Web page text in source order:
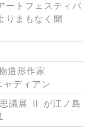
ートフェスティバ
まもなく開
造形作家
ディアン
議展 Ⅱ が江ノ島